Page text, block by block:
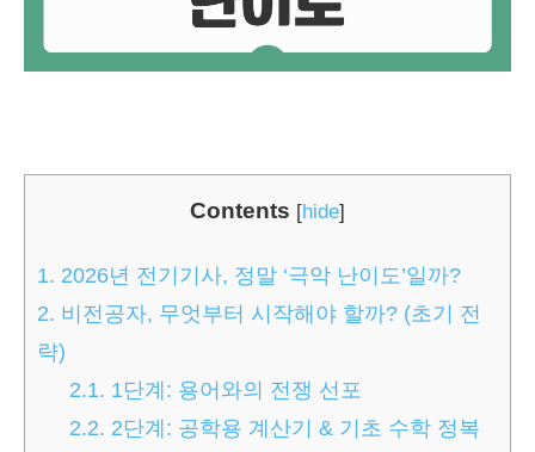
Contents [hide]
1. 2026년 전기기사, 정말 ‘극악 난이도’일까?
2. 비전공자, 무엇부터 시작해야 할까? (초기 전
략)
2.1. 1단계: 용어와의 전쟁 선포
2.2. 2단계: 공학용 계산기 & 기초 수학 정복